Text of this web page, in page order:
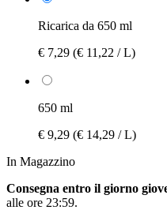
Ricarica da 650 ml
€ 7,29 (€ 11,22 / L)
650 ml
€ 9,29 (€ 14,29 / L)
In Magazzino
Consegna entro il giorno
alle ore 23:59.